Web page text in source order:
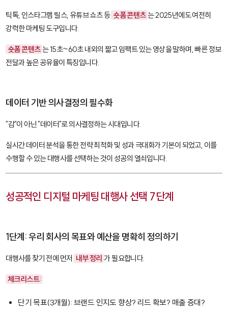
틱톡, 인스타그램 릴스, 유튜브 쇼츠 등 숏폼 콘텐츠 는 2025년에도 여전히
강력한 마케팅 도구입니다.
숏폼 콘텐츠 는 15초~60초 내외의 짧고 임팩트 있는 영상을 말하며, 빠른 정보
전달과 높은 공유율이 특징입니다.
데이터 기반 의사결정의 필수화
"감"이 아닌 "데이터"로 의사결정하는 시대입니다.
실시간 데이터 분석을 통한 전략 최적화 및 성과 극대화가 기본이 되었고, 이를
수행할 수 있는 대행사를 선택하는 것이 성공의 열쇠입니다.
성공적인 디지털 마케팅 대행사 선택 7단계
1단계: 우리 회사의 목표와 예산을 명확히 정의하기
대행사를 찾기 전에 먼저 내부 정리 가 필요합니다.
체크리스트:
단기 목표(3개월): 브랜드 인지도 향상? 리드 확보? 매출 증대?